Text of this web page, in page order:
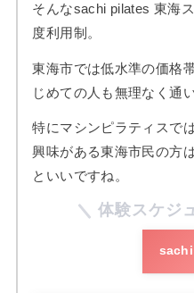
そんなsachi pilates 東海
度利用制。
東海市では低水準の価格
じめての人も無理なく通
特にマシンピラティスで
興味がある東海市民の方
といいですね。
体験スケジ